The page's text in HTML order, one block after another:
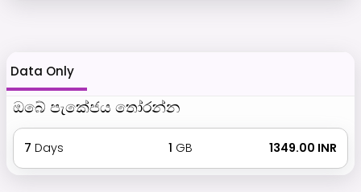
Data Only
ඔබේ පැකේජය තෝරන්න
7 Days 1 GB ₹ 1349.00 INR